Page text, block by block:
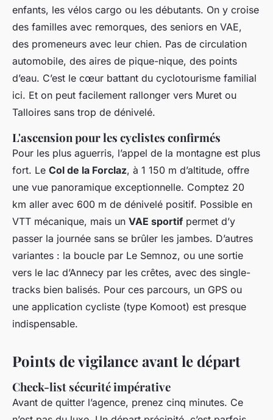
enfants, les vélos cargo ou les débutants. On y croise
des familles avec remorques, des seniors en VAE,
des promeneurs avec leur chien. Pas de circulation
automobile, des aires de pique-nique, des points
d’eau. C’est le cœur battant du cyclotourisme familial
ici. Et on peut facilement rallonger vers Muret ou
Talloires sans trop de dénivelé.
L'ascension pour les cyclistes confirmés
Pour les plus aguerris, l’appel de la montagne est plus
fort. Le Col de la Forclaz, à 1 150 m d’altitude, offre
une vue panoramique exceptionnelle. Comptez 20
km aller avec 600 m de dénivelé positif. Possible en
VTT mécanique, mais un VAE sportif permet d’y
passer la journée sans se brûler les jambes. D’autres
variantes : la boucle par Le Semnoz, ou une sortie
vers le lac d’Annecy par les crêtes, avec des single-
tracks bien balisés. Pour ces parcours, un GPS ou
une application cycliste (type Komoot) est presque
indispensable.
Points de vigilance avant le départ
Check-list sécurité impérative
Avant de quitter l’agence, prenez cinq minutes. Ce